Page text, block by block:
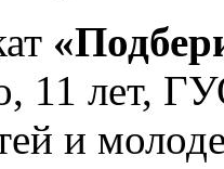
11 лет,
и